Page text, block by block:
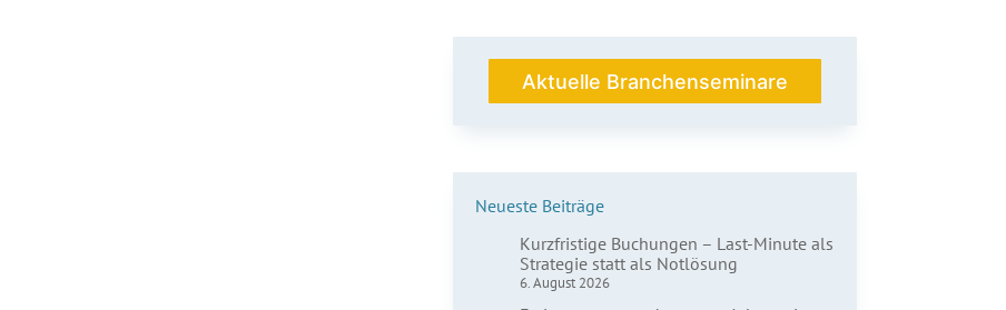
Aktuelle Branchenseminare
Neueste Beiträge
Kurzfristige Buchungen – Last-Minute als
Strategie statt als Notlösung
6. August 2026